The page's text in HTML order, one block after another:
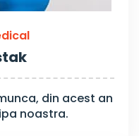
din acest an
noastra.